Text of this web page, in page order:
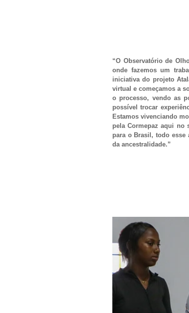
“O Observatório de
onde fazemos um
iniciativa do projeto
virtual e começamos a
o processo, vendo as
possível trocar
Estamos vivenciando
pela Cormepaz aqui no
para o Brasil, todo esse
da ancestralidade.”